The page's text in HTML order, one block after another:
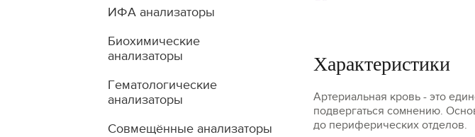
ИФА анализаторы
Биохимические
анализаторы
Гематологические
анализаторы
Совмещённые анализаторы
Характеристики
Артериальная кровь - это
подвергаться сомнению.
до периферических отделов.